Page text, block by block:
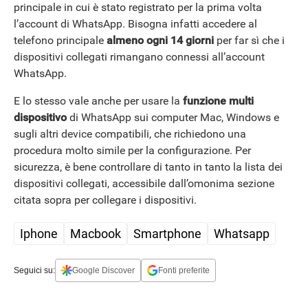
APPLE
principale in cui è stato registrato per la prima volta
l’account di WhatsApp. Bisogna infatti accedere al
telefono principale almeno ogni 14 giorni per far sì che i
dispositivi collegati rimangano connessi all’account
WhatsApp.
E lo stesso vale anche per usare la funzione multi
dispositivodi WhatsApp sui computer Mac, Windows e
sugli altri device compatibili, che richiedono una
procedura molto simile per la configurazione. Per
sicurezza, è bene controllare di tanto in tanto la lista dei
dispositivi collegati, accessibile dall’omonima sezione
citata sopra per collegare i dispositivi.
Iphone Macbook Smartphone Whatsapp
Seguici su: Google Discover Fonti preferite